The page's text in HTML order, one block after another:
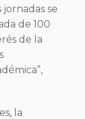
se
de 100
de la
la